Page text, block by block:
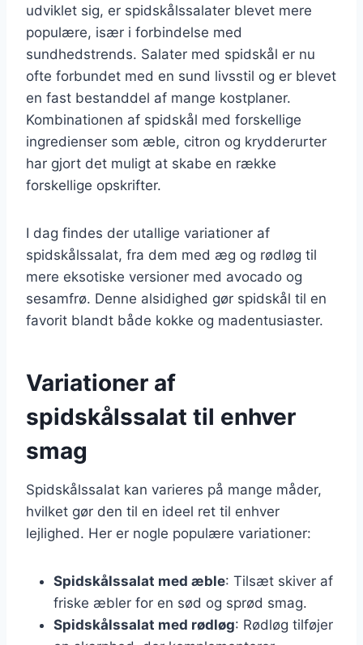
udviklet sig, er spidskålssalater blevet mere
populære, især i forbindelse med
sundhedstrends. Salater med spidskål er nu
ofte forbundet med en sund livsstil og er blevet
en fast bestanddel af mange kostplaner.
Kombinationen af spidskål med forskellige
ingredienser som æble, citron og krydderurter
har gjort det muligt at skabe en række
forskellige opskrifter.
I dag findes der utallige variationer af
spidskålssalat, fra dem med æg og rødløg til
mere eksotiske versioner med avocado og
sesamfrø. Denne alsidighed gør spidskål til en
favorit blandt både kokke og madentusiaster.
Variationer af
spidskålssalat til enhver
smag
Spidskålssalat kan varieres på mange måder,
hvilket gør den til en ideel ret til enhver
lejlighed. Her er nogle populære variationer:
Spidskålssalat med æble: Tilsæt skiver af
friske æbler for en sød og sprød smag.
Spidskålssalat med rødløg: Rødløg tilføjer